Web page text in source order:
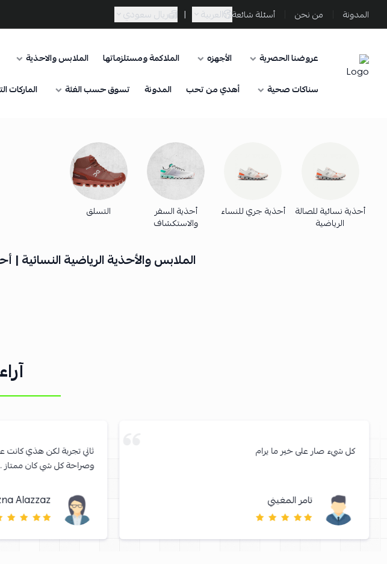
المدونة من نحن أسئلة شائعة العربية | ريال سعودي
Sporta
عروضنا الحصرية الأجهزه الملاكمة ومستلزماتها الملابس والاحذية
سناكات صحية
أهدي من تحب المدونة تسوق حسب الفئة الماركات
أحذية نسائية للصالة
الرياضية
أحذية جري للنساء أحذية السفر
والاستكشاف
التسلق
الملابس والأحذية الرياضية النسائية |
كل شيء صار على خير ما يرام
تامر المغيني
ثاني تجربة لكن هذي كانت
وصراحة كل شي كان ممتاز .
Alazzaz